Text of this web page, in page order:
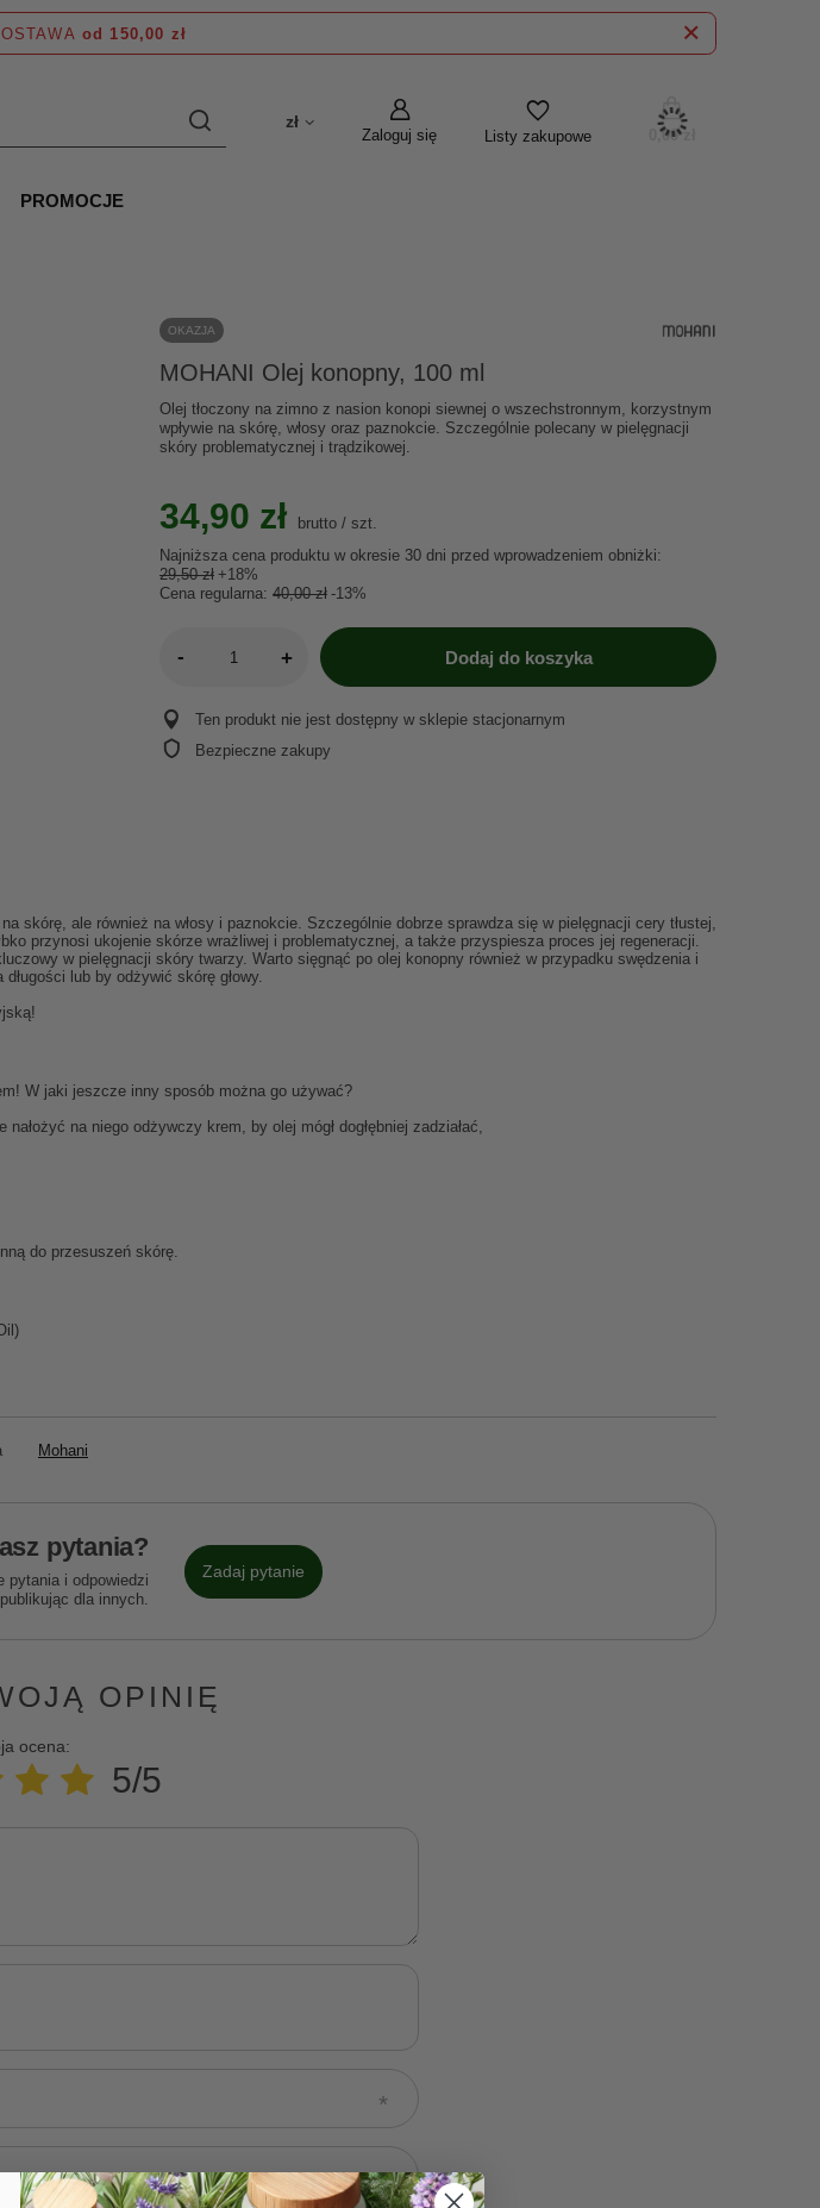
od 150,00 zł
zł
Zaloguj się Listy zakupowe 0,00 zł
PROMOCJE
OKAZJA
MOHANI Olej konopny, 100 ml
Olej tłoczony na zimno z nasion konopi siewnej o wszechstronnym, korzystnym
wpływie na skórę, włosy oraz paznokcie. Szczególnie polecany w pielęgnacji
skóry problematycznej i trądzikowej.
34,90 zł brutto / szt.
Najniższa cena produktu w okresie 30 dni przed wprowadzeniem obniżki:
29,50 zł +18%
Cena regularna: 40,00 zł -13%
- + Dodaj do koszyka
Ten produkt nie jest dostępny w sklepie stacjonarnym
Bezpieczne zakupy
skórę, ale również na włosy i paznokcie. Szczególnie dobrze sprawdza się w pielęgnacji cery tłustej,
przynosi ukojenie skórze wrażliwej i problematycznej, a także przyspiesza proces jej regeneracji.
w pielęgnacji skóry twarzy. Warto sięgnąć po olej konopny również w przypadku swędzenia i
lub by odżywić skórę głowy.
W jaki jeszcze inny sposób można go używać?
na niego odżywczy krem, by olej mógł dogłębniej zadziałać,
do przesuszeń skórę.
Mohani
pytania?
pytania i odpowiedzi
publikując dla innych.
Zadaj pytanie
OPINIĘ
ocena:
5/5